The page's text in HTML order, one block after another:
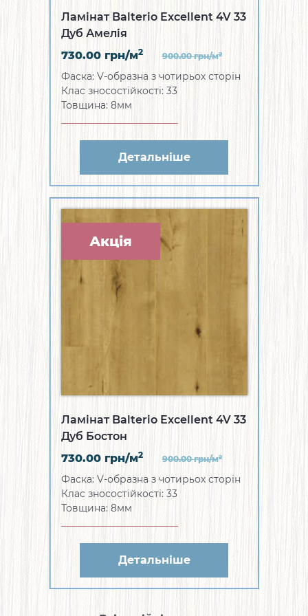
Ламінат Balterio Excellent 4V 33
Дуб Амелія
730.00 грн/м2 900.00грн/м2
Фаска: V-образна з чотирьох сторін
Клас зносостійкості: 33
Товщина: 8мм
Детальніше
Акція
Ламінат Balterio Excellent 4V 33
Дуб Бостон
730.00 грн/м2 900.00грн/м2
Фаска: V-образна з чотирьох сторін
Клас зносостійкості: 33
Товщина: 8мм
Детальніше